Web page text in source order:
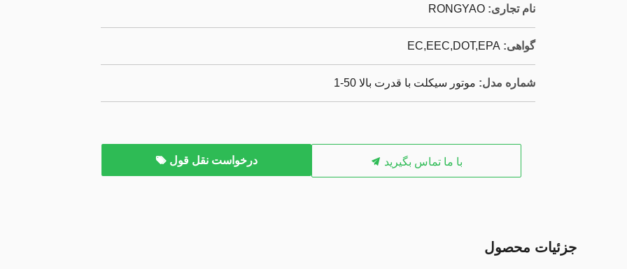
نام تجاری: RONGYAO
گواهی: EC,EEC,DOT,EPA
شماره مدل: موتور سیکلت با قدرت بالا 50-1
با ما تماس بگیرید درخواست نقل قول
جزئیات محصول